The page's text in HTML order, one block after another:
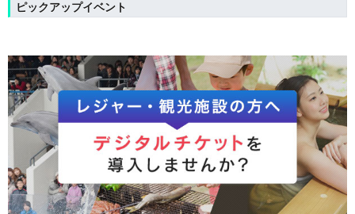
ピックアップイベント